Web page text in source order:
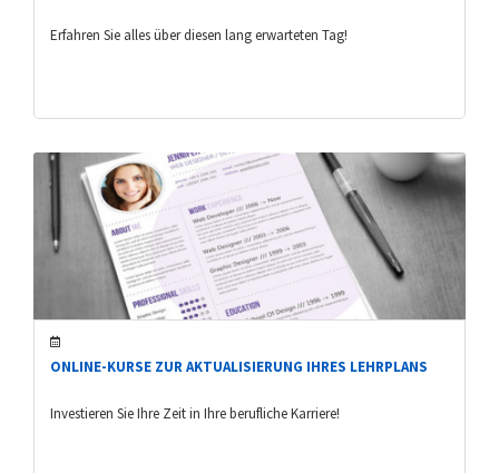
Erfahren Sie alles über diesen lang erwarteten Tag!
ONLINE-KURSE ZUR AKTUALISIERUNG IHRES LEHRPLANS
Investieren Sie Ihre Zeit in Ihre berufliche Karriere!